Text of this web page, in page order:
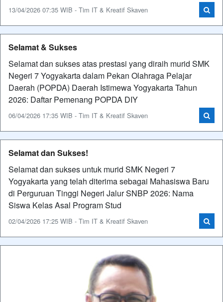
13/04/2026 07:35 WIB - Tim IT & Kreatif Skaven
Selamat & Sukses
Selamat dan sukses atas prestasi yang diraih murid SMK
Negeri 7 Yogyakarta dalam Pekan Olahraga Pelajar
Daerah (POPDA) Daerah Istimewa Yogyakarta Tahun
2026: Daftar Pemenang POPDA DIY
06/04/2026 17:35 WIB - Tim IT & Kreatif Skaven
Selamat dan Sukses!
Selamat dan sukses untuk murid SMK Negeri 7
Yogyakarta yang telah diterima sebagai Mahasiswa Baru
di Perguruan Tinggi Negeri Jalur SNBP 2026: Nama
Siswa Kelas Asal Program Stud
02/04/2026 17:25 WIB - Tim IT & Kreatif Skaven